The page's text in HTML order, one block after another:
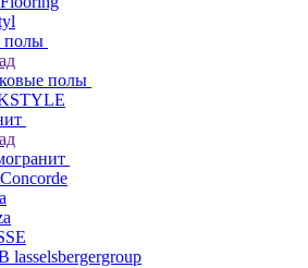
полы
полы
lasselsbergergroup